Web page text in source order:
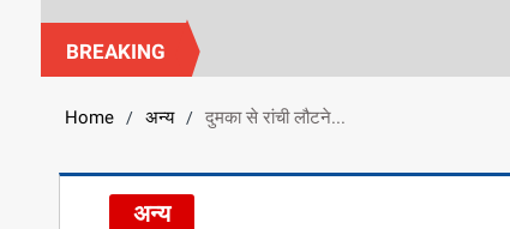
BREAKING
Home / अन्य / दुमका से रांची लौटने...
अन्य